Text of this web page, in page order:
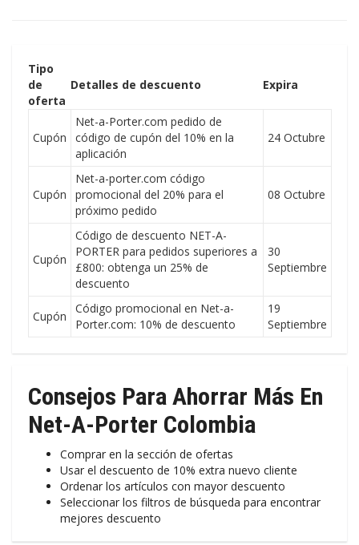
Tipo
de
oferta
Detalles de descuento Expira
Cupón
Net-a-Porter.com pedido de
código de cupón del 10% en la
aplicación
24 Octubre
Cupón
Net-a-porter.com código
promocional del 20% para el
próximo pedido
08 Octubre
Cupón
Código de descuento NET-A-
PORTER para pedidos superiores a
£800: obtenga un 25% de
descuento
30
Septiembre
Cupón
Código promocional en Net-a-
Porter.com: 10% de descuento
19
Septiembre
Consejos Para Ahorrar Más En
Net-A-Porter Colombia
Comprar en la sección de ofertas
Usar el descuento de 10% extra nuevo cliente
Ordenar los artículos con mayor descuento
Seleccionar los filtros de búsqueda para encontrar
mejores descuento